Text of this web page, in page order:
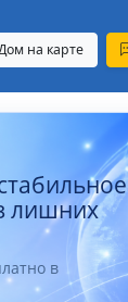
на карте
лишних
в